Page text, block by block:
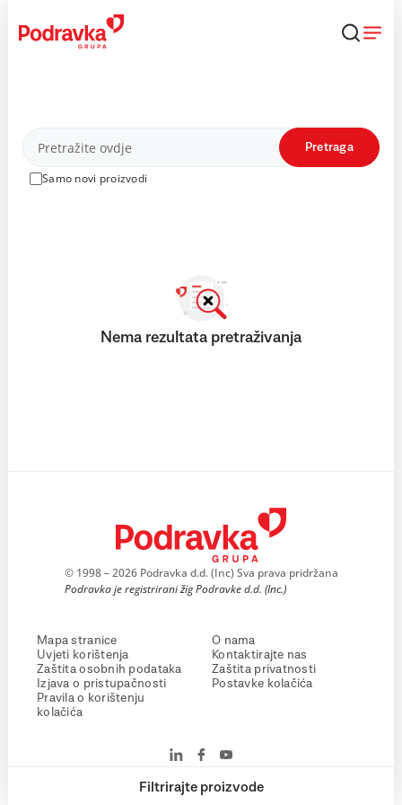
content
Proizvodi
Samo novi proizvodi
Pretraga
Filtrirajte proizvode
Nema rezultata pretraživanja
© 1998 – 2026 Podravka d.d. (Inc) Sva prava pridržana
Podravka je registrirani žig Podravke d.d. (Inc.)
Mapa stranice
Uvjeti korištenja
Zaštita osobnih podataka
Izjava o pristupačnosti
Pravila o korištenju
kolačića
O nama
Kontaktirajte nas
Zaštita privatnosti
Postavke kolačića